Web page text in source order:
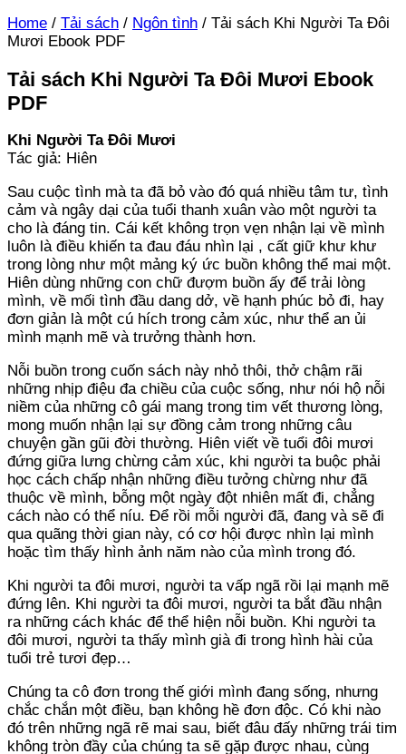
Home / Tải sách / Ngôn tình / Tải sách Khi Người Ta Đôi
Mươi Ebook PDF
Tải sách Khi Người Ta Đôi Mươi Ebook
PDF
Khi Người Ta Đôi Mươi
Tác giả: Hiên
Sau cuộc tình mà ta đã bỏ vào đó quá nhiều tâm tư, tình
cảm và ngây dại của tuổi thanh xuân vào một người ta
cho là đáng tin. Cái kết không trọn vẹn nhận lại về mình
luôn là điều khiến ta đau đáu nhìn lại , cất giữ khư khư
trong lòng như một mảng ký ức buồn không thể mai một.
Hiên dùng những con chữ đượm buồn ấy để trải lòng
mình, về mối tình đầu dang dở, về hạnh phúc bỏ đi, hay
đơn giản là một cú hích trong cảm xúc, như thể an ủi
mình mạnh mẽ và trưởng thành hơn.
Nỗi buồn trong cuốn sách này nhỏ thôi, thở chậm rãi
những nhịp điệu đa chiều của cuộc sống, như nói hộ nỗi
niềm của những cô gái mang trong tim vết thương lòng,
mong muốn nhận lại sự đồng cảm trong những câu
chuyện gần gũi đời thường. Hiên viết về tuổi đôi mươi
đứng giữa lưng chừng cảm xúc, khi người ta buộc phải
học cách chấp nhận những điều tưởng chừng như đã
thuộc về mình, bỗng một ngày đột nhiên mất đi, chẳng
cách nào có thể níu. Để rồi mỗi người đã, đang và sẽ đi
qua quãng thời gian này, có cơ hội được nhìn lại mình
hoặc tìm thấy hình ảnh năm nào của mình trong đó.
Khi người ta đôi mươi, người ta vấp ngã rồi lại mạnh mẽ
đứng lên. Khi người ta đôi mươi, người ta bắt đầu nhận
ra những cách khác để thể hiện nỗi buồn. Khi người ta
đôi mươi, người ta thấy mình già đi trong hình hài của
tuổi trẻ tươi đẹp…
Chúng ta cô đơn trong thế giới mình đang sống, nhưng
chắc chắn một điều, bạn không hề đơn độc. Có khi nào
đó trên những ngã rẽ mai sau, biết đâu đấy những trái tim
không tròn đầy của chúng ta sẽ gặp được nhau, cùng